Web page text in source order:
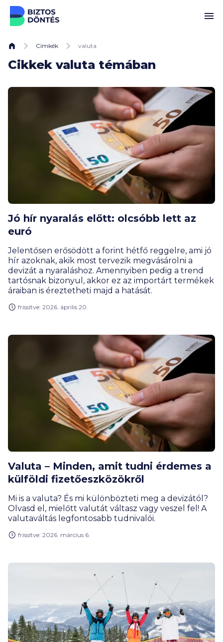
Ugrás a tartalomhoz
Címkék valuta
Cikkek valuta témában
Jó hír nyaralás előtt: olcsóbb lett az
euró
Jelentősen erősödött a forint hétfő reggelre, ami jó
hír azoknak, akik most tervezik megvásárolni a
devizát a nyaraláshoz. Amennyiben pedig a trend
tartósnak bizonyul, akkor ez az importárt termékek
áraiban is éreztetheti majd a hatását.
frissítve: 2026. április 20.
Valuta – Minden, amit tudni érdemes a
külföldi fizetőeszközökről
Mi is a valuta? És mi különbözteti meg a devizától?
Olvasd el, mielőtt valutát váltasz vagy veszel fel! A
valutaváltás legfontosabb tudnivalói.
frissítve: 2026. március 6.